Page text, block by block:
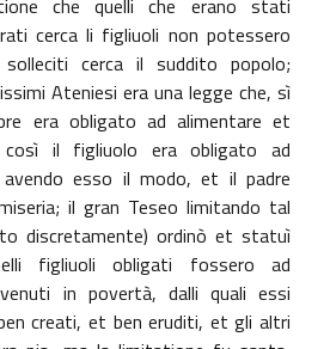
cerca li figliuoli non potessero
cerca il suddito popolo;
Ateniesi era una legge che, sì
era obligato ad alimentare et
il figliuolo era obligato ad
esso il modo, et il padre
il gran Teseo limitando tal
discretamente) ordinò et statuì
figliuoli obligati fossero ad
in povertà, dalli quali essi
creati, et ben eruditi, et gli altri